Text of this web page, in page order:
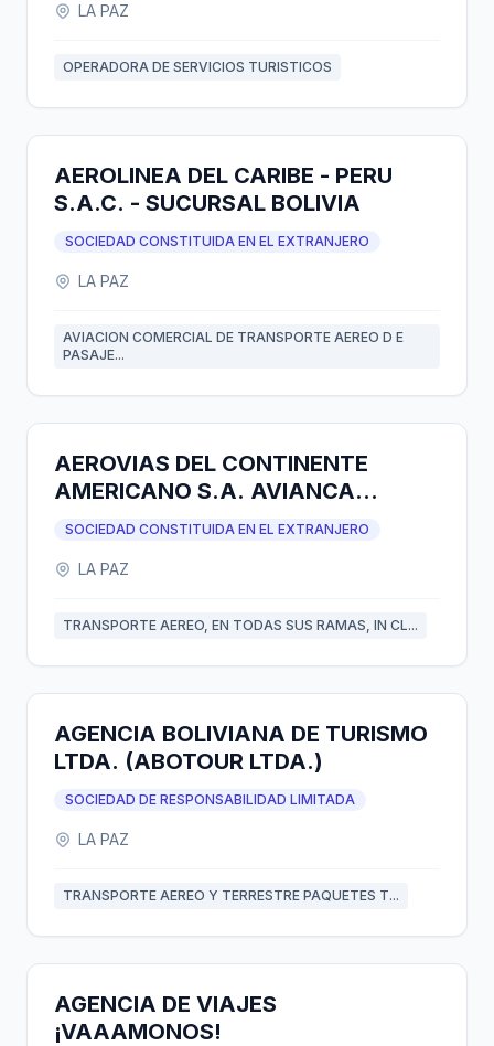
LA PAZ
OPERADORA DE SERVICIOS TURISTICOS
AEROLINEA DEL CARIBE - PERU
S.A.C. - SUCURSAL BOLIVIA
SOCIEDAD CONSTITUIDA EN EL EXTRANJERO
LA PAZ
AVIACION COMERCIAL DE TRANSPORTE AEREO D E
PASAJE...
AEROVIAS DEL CONTINENTE
AMERICANO S.A. AVIANCA
SUCURSAL BOLIVIA
SOCIEDAD CONSTITUIDA EN EL EXTRANJERO
LA PAZ
TRANSPORTE AEREO, EN TODAS SUS RAMAS, IN CL...
AGENCIA BOLIVIANA DE TURISMO
LTDA. (ABOTOUR LTDA.)
SOCIEDAD DE RESPONSABILIDAD LIMITADA
LA PAZ
TRANSPORTE AEREO Y TERRESTRE PAQUETES T...
AGENCIA DE VIAJES
¡VAAAMONOS!